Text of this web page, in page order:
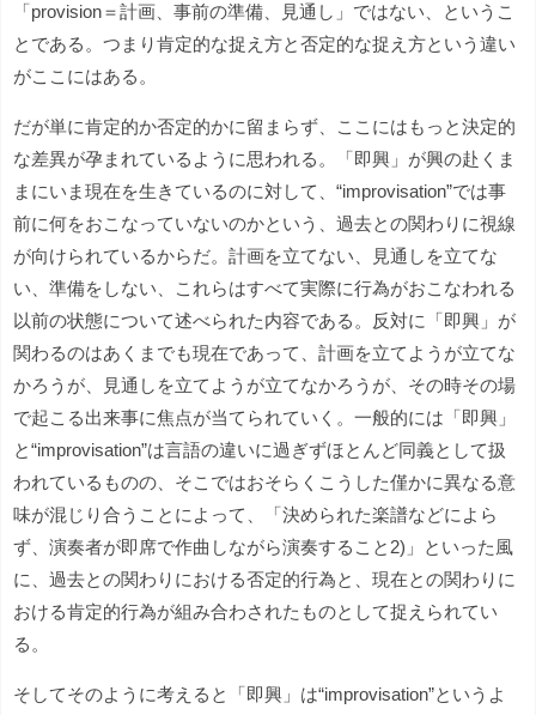
「provision＝計画、事前の準備、見通し」ではない、というこ
とである。つまり肯定的な捉え方と否定的な捉え方という違い
がここにはある。
だが単に肯定的か否定的かに留まらず、ここにはもっと決定的
な差異が孕まれているように思われる。「即興」が興の赴くま
まにいま現在を生きているのに対して、“improvisation”では事
前に何をおこなっていないのかという、過去との関わりに視線
が向けられているからだ。計画を立てない、見通しを立てな
い、準備をしない、これらはすべて実際に行為がおこなわれる
以前の状態について述べられた内容である。反対に「即興」が
関わるのはあくまでも現在であって、計画を立てようが立てな
かろうが、見通しを立てようが立てなかろうが、その時その場
で起こる出来事に焦点が当てられていく。一般的には「即興」
と“improvisation”は言語の違いに過ぎずほとんど同義として扱
われているものの、そこではおそらくこうした僅かに異なる意
味が混じり合うことによって、「決められた楽譜などによら
ず、演奏者が即席で作曲しながら演奏すること2)」といった風
に、過去との関わりにおける否定的行為と、現在との関わりに
おける肯定的行為が組み合わされたものとして捉えられてい
る。
そしてそのように考えると「即興」は“improvisation”というよ